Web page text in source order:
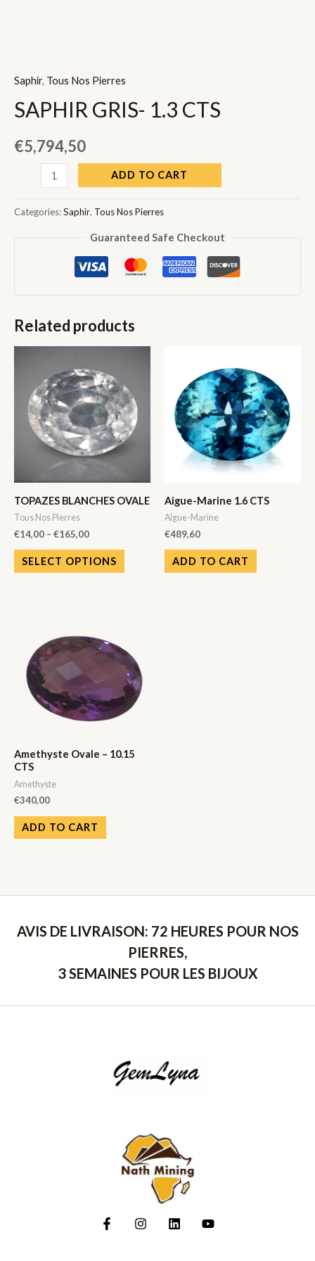
Saphir, Tous Nos Pierres
SAPHIR GRIS- 1.3 CTS
€5,794,50
1.3
ADD TO CART
Categories:Saphir, Tous Nos Pierres
Guaranteed Safe Checkout
Related products
TOPAZES BLANCHES OVALE
Tous Nos Pierres
€14,00 – €165,00
SELECT OPTIONS
Aigue-Marine 1.6 CTS
Aigue-Marine
€489,60
ADD TO CART
Amethyste Ovale – 10.15
CTS
Amethyste
€340,00
ADD TO CART
AVIS DE LIVRAISON: 72 HEURES POUR NOS
PIERRES,
3 SEMAINES POUR LES BIJOUX